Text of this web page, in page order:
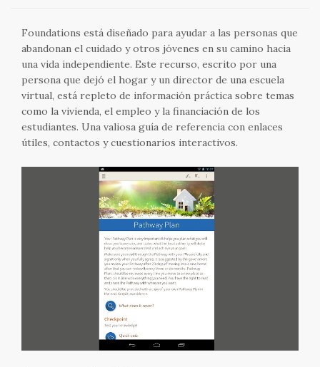
Foundations está diseñado para ayudar a las personas que
abandonan el cuidado y otros jóvenes en su camino hacia
una vida independiente. Este recurso, escrito por una
persona que dejó el hogar y un director de una escuela
virtual, está repleto de información práctica sobre temas
como la vivienda, el empleo y la financiación de los
estudiantes. Una valiosa guía de referencia con enlaces
útiles, contactos y cuestionarios interactivos.